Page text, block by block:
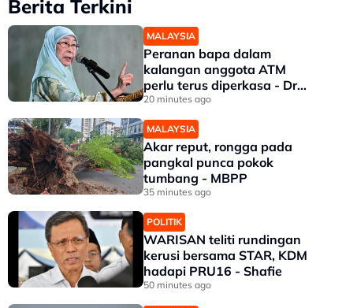
Berita Terkini
MALAYSIA
Peranan bapa dalam
kalangan anggota ATM
perlu terus diperkasa - Dr
Wan Azizah
20 minutes ago
MALAYSIA
Akar reput, rongga pada
pangkal punca pokok
tumbang - MBPP
35 minutes ago
POLITIK
WARISAN teliti rundingan
kerusi bersama STAR, KDM
hadapi PRU16 - Shafie
50 minutes ago